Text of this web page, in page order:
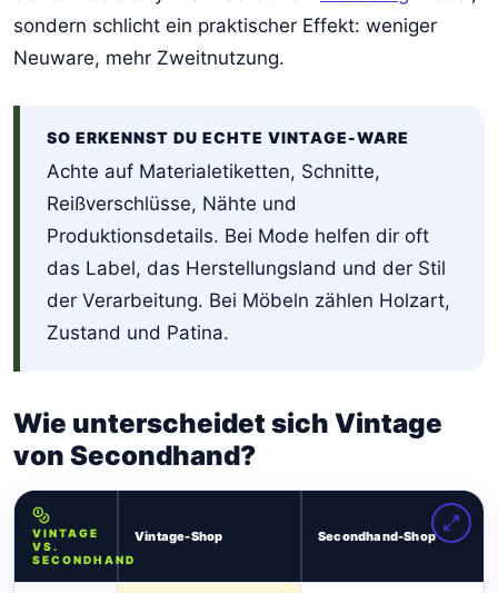
sondern schlicht ein praktischer Effekt: weniger
Neuware, mehr Zweitnutzung.
SO ERKENNST DU ECHTE VINTAGE-WARE
Achte auf Materialetiketten, Schnitte,
Reißverschlüsse, Nähte und
Produktionsdetails. Bei Mode helfen dir oft
das Label, das Herstellungsland und der Stil
der Verarbeitung. Bei Möbeln zählen Holzart,
Zustand und Patina.
Wie unterscheidet sich Vintage
von Secondhand?
VINTAGE
VS.
SECONDHAND
Vintage-Shop Secondhand-Shop